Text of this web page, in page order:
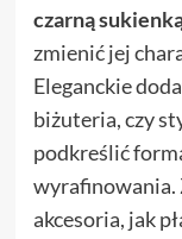
czarną
zmienić jej
Eleganckie
biżuteria, czy
podkreślić
wyrafinowania.
akcesoria, jak